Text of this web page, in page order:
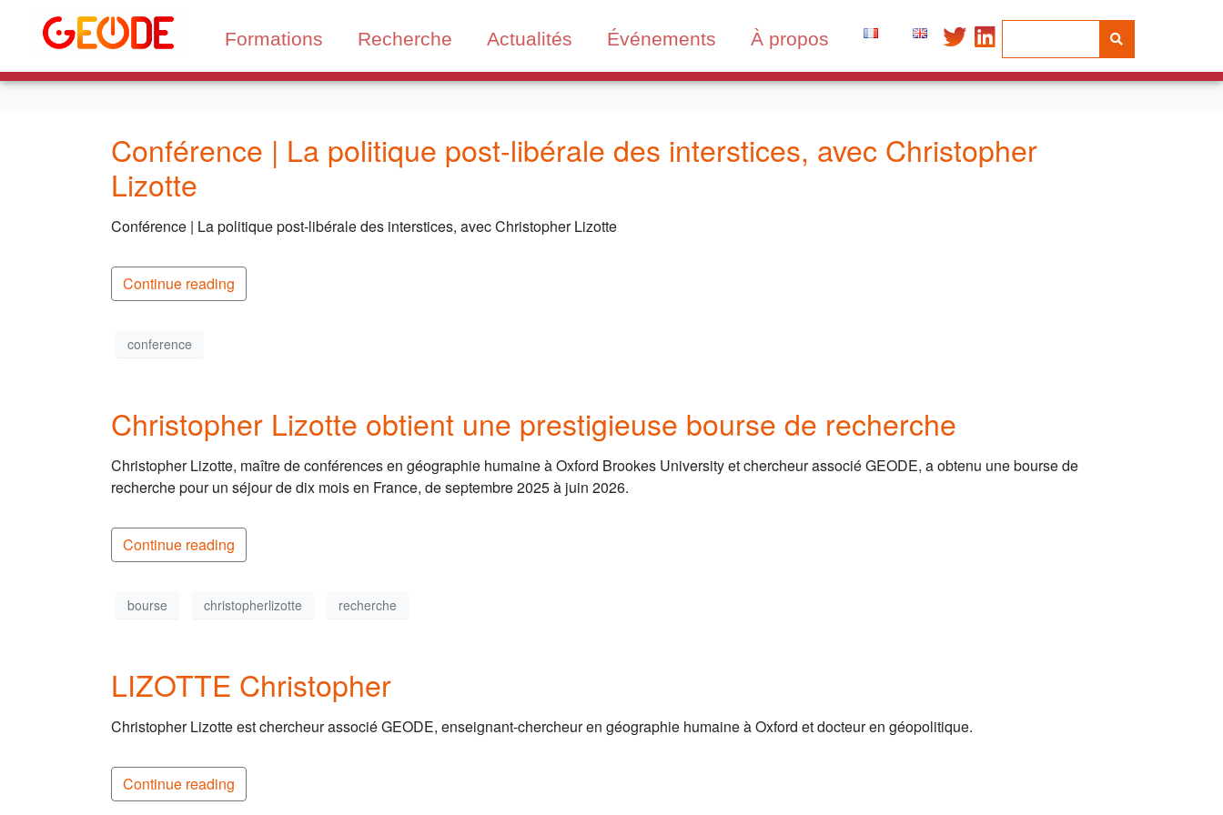
Formations Recherche Actualités Événements À propos
Conférence | La politique post-libérale des interstices, avec Christopher
Lizotte
Conférence | La politique post-libérale des interstices, avec Christopher Lizotte
Continue reading
conference
Christopher Lizotte obtient une prestigieuse bourse de recherche
Christopher Lizotte, maître de conférences en géographie humaine à Oxford Brookes University et chercheur associé GEODE, a obtenu une bourse de
recherche pour un séjour de dix mois en France, de septembre 2025 à juin 2026.
Continue reading
bourse christopherlizotte recherche
LIZOTTE Christopher
Christopher Lizotte est chercheur associé GEODE, enseignant-chercheur en géographie humaine à Oxford et docteur en géopolitique.
Continue reading